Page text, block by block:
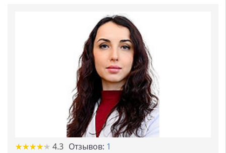
★★★★★
★★★★★ 4.3 Отзывов: 1